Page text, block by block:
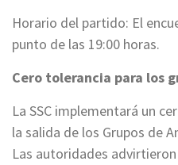
Horario del partido: El
punto de las 19:00 horas.
Cero tolerancia para los
La SSC implementará un
la salida de los Grupos de
Las autoridades